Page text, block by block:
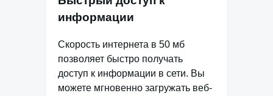
информации
Скорость интернета в 50 мб
позволяет быстро получать
доступ к информации в сети. Вы
можете мгновенно загружать веб-